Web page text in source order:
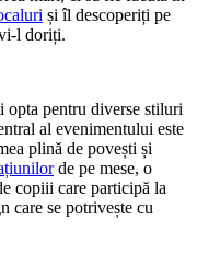
și îl descoperiți pe
l doriți.
opta pentru diverse stiluri
al evenimentului este
plină de povești și
de pe mese, o
copiii care participă la
care se potrivește cu